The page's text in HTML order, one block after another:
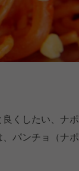
くしたい、ナポ
パンチョ（ナポ